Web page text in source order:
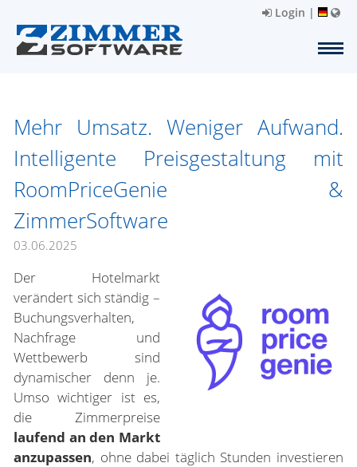
Login |
Mehr Umsatz. Weniger Aufwand.
Intelligente Preisgestaltung mit
RoomPriceGenie &
ZimmerSoftware
03.06.2025
Der Hotelmarkt
verändert sich ständig –
Buchungsverhalten,
Nachfrage und
Wettbewerb sind
dynamischer denn je.
Umso wichtiger ist es,
die Zimmerpreise
laufend an den Markt
anzupassen, ohne dabei täglich Stunden investieren